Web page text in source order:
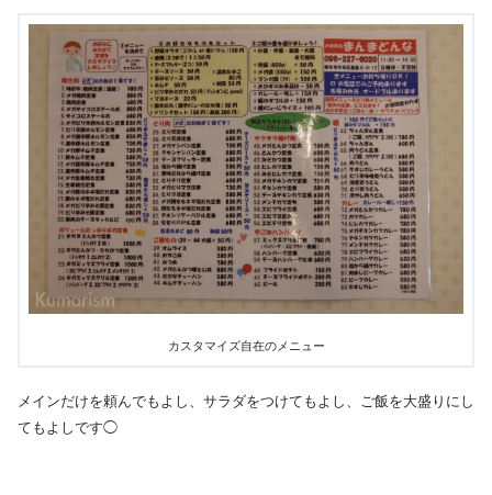
カスタマイズ自在のメニュー
メインだけを頼んでもよし、サラダをつけてもよし、ご飯を大盛りにし
てもよしです◯